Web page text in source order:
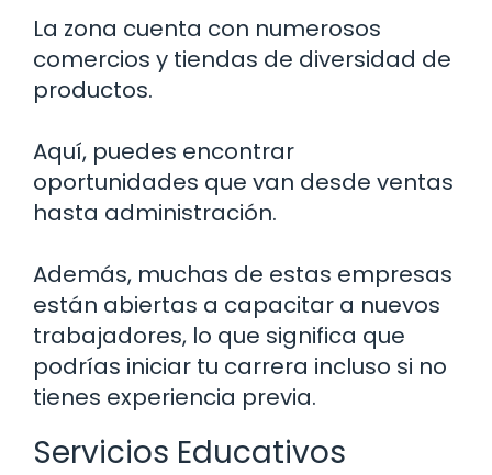
La zona cuenta con numerosos
comercios y tiendas de diversidad de
productos.
Aquí, puedes encontrar
oportunidades que van desde ventas
hasta administración.
Además, muchas de estas empresas
están abiertas a capacitar a nuevos
trabajadores, lo que significa que
podrías iniciar tu carrera incluso si no
tienes experiencia previa.
Servicios Educativos